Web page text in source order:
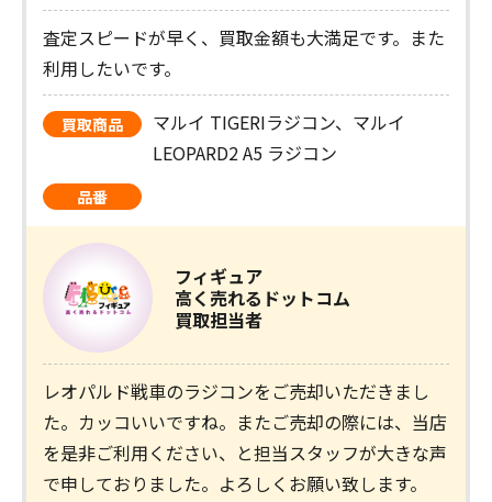
査定スピードが早く、買取金額も大満足です。また
利用したいです。
買取商品
マルイ TIGERIラジコン、マルイ
LEOPARD2 A5 ラジコン
品番
フィギュア
高く売れるドットコム
買取担当者
レオパルド戦車のラジコンをご売却いただきまし
た。カッコいいですね。またご売却の際には、当店
を是非ご利用ください、と担当スタッフが大きな声
で申しておりました。よろしくお願い致します。